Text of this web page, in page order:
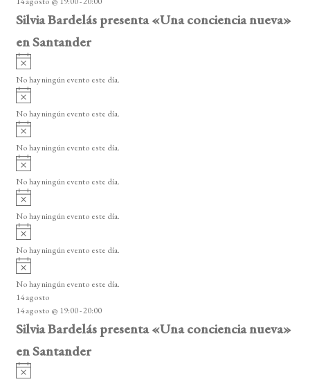
o
Silvia Bardelás presenta «Una conciencia nueva»
en Santander
A
v
i
o
No hay ningún evento este día.
A
v
i
o
No hay ningún evento este día.
A
v
i
o
No hay ningún evento este día.
A
v
i
o
No hay ningún evento este día.
A
v
i
o
No hay ningún evento este día.
A
v
i
o
No hay ningún evento este día.
A
v
i
s
o
No hay ningún evento este día.
14 agosto
14 agosto @ 19:00-20:00
Silvia Bardelás presenta «Una conciencia nueva»
en Santander
A
v